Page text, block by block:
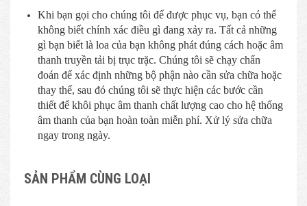
Khi bạn gọi cho chúng tôi để được phục vụ, bạn có thể
không biết chính xác điều gì đang xảy ra. Tất cả những
gì bạn biết là loa của bạn không phát đúng cách hoặc âm
thanh truyền tải bị trục trặc. Chúng tôi sẽ chạy chẩn
đoán để xác định những bộ phận nào cần sửa chữa hoặc
thay thế, sau đó chúng tôi sẽ thực hiện các bước cần
thiết để khôi phục âm thanh chất lượng cao cho hệ thống
âm thanh của bạn hoàn toàn miễn phí. Xử lý sửa chữa
ngay trong ngày.
SẢN PHẨM CÙNG LOẠI